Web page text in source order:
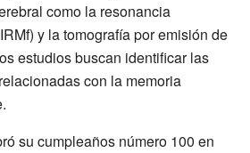
como la resonancia
y la tomografía por emisión de
estudios buscan identificar las
con la memoria
su cumpleaños número 100 en